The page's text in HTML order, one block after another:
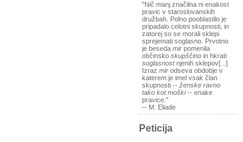
"Nič manj značilna ni enakost
pravic v staroslovanskih
družbah. Polno pooblastilo je
pripadalo celotni skupnosti, in
zatorej so se morali sklepi
sprejemati soglasno. Prvotno
je beseda mir pomenila
občinsko skupščino in hkrati
soglasnostnjenih sklepov[...]
Izraz mir odseva obdobje v
katerem je imel vsak član
skupnosti -- ženske ravno
tako kot moški-- enake
pravice."
-- M. Eliade
Peticija